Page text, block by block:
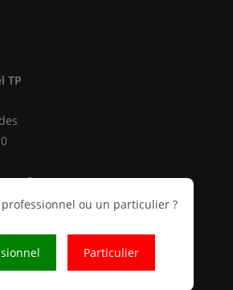
TP
&
-
professionnel ou un particulier ?
Particulier